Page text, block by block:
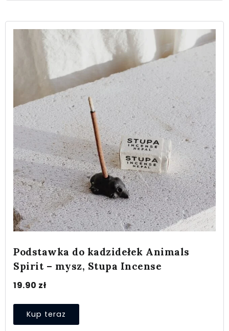
Podstawka do kadzidełek Animals
Spirit – mysz, Stupa Incense
19.90 zł
Kup teraz